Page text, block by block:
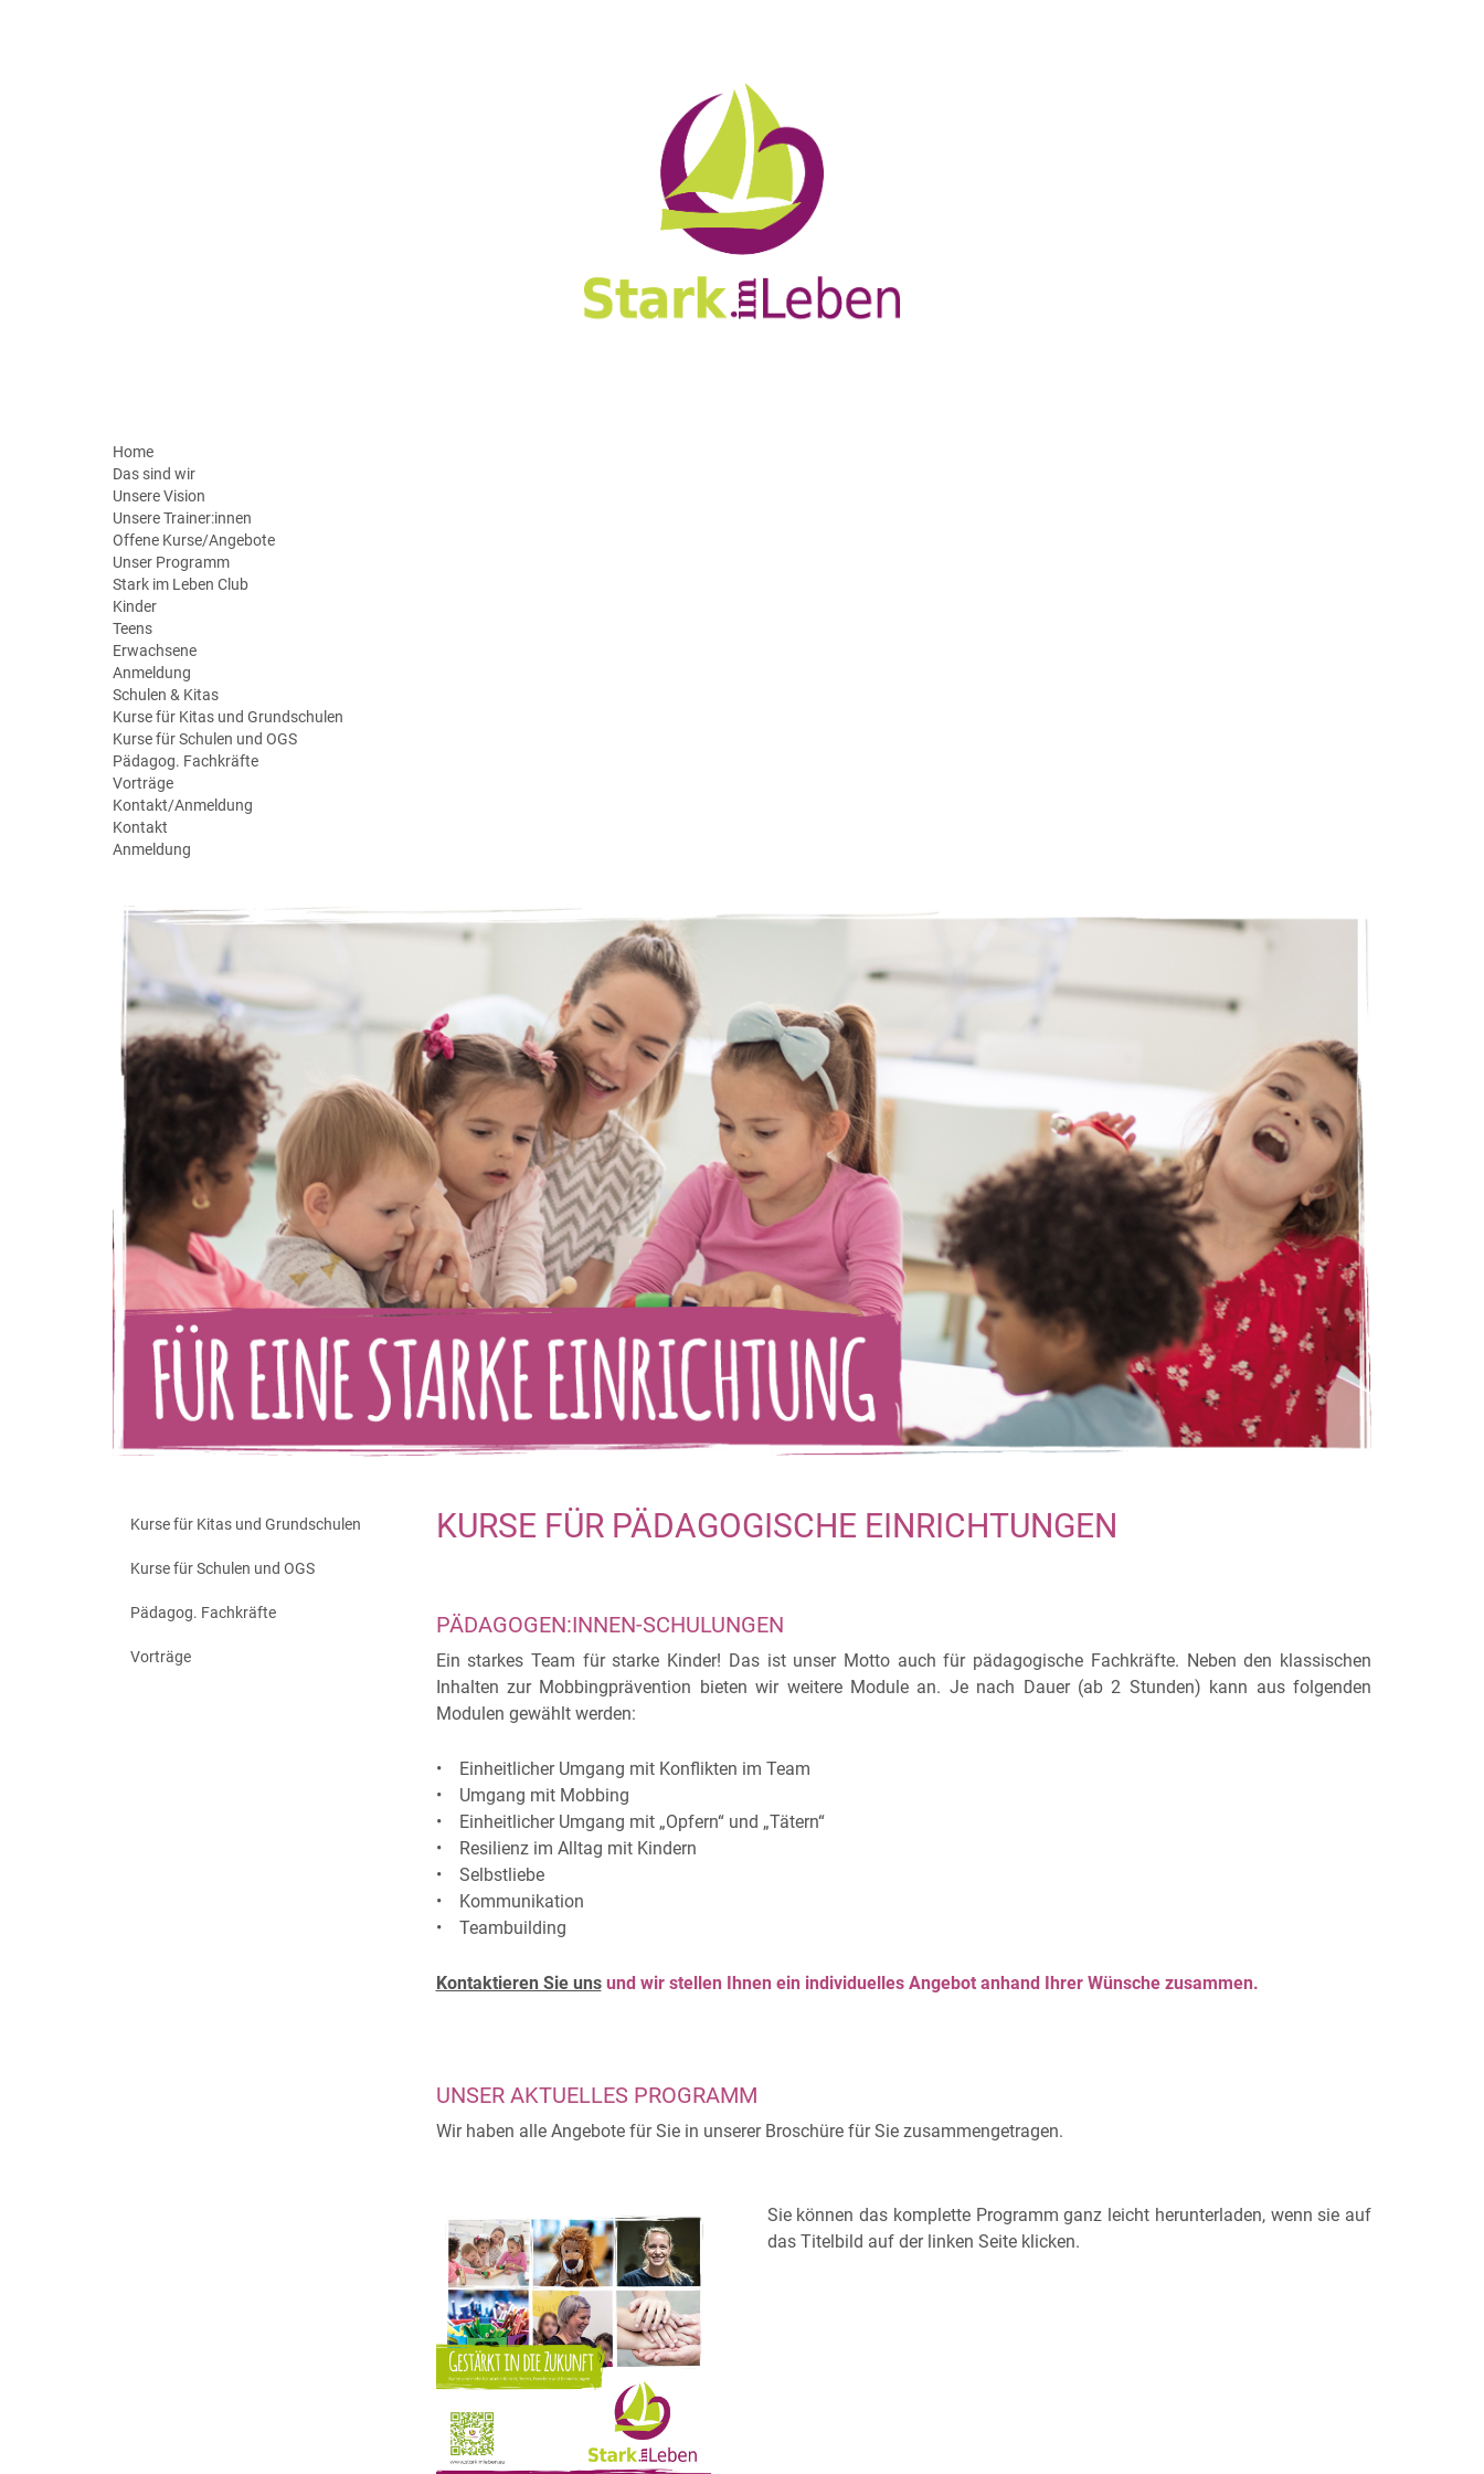
Home
Das sind wir
Unsere Vision
Unsere Trainer:innen
Offene Kurse/Angebote
Unser Programm
Stark im Leben Club
Kinder
Teens
Erwachsene
Anmeldung
Schulen & Kitas
Kurse für Kitas und Grundschulen
Kurse für Schulen und OGS
Pädagog. Fachkräfte
Vorträge
Kontakt/Anmeldung
Kontakt
Anmeldung
Kurse für Kitas und Grundschulen
Kurse für Schulen und OGS
Pädagog. Fachkräfte
Vorträge
KURSE FÜR PÄDAGOGISCHE EINRICHTUNGEN
PÄDAGOGEN:INNEN-SCHULUNGEN
Ein starkes Team für starke Kinder! Das ist unser Motto auch für pädagogische Fachkräfte. Neben den klassischen
Inhalten zur Mobbingprävention bieten wir weitere Module an. Je nach Dauer (ab 2 Stunden) kann aus folgenden
Modulen gewählt werden:
• Einheitlicher Umgang mit Konflikten im Team
• Umgang mit Mobbing
• Einheitlicher Umgang mit „Opfern“ und „Tätern“
• Resilienz im Alltag mit Kindern
• Selbstliebe
• Kommunikation
• Teambuilding
Kontaktieren Sie unsund wir stellen Ihnen ein individuelles Angebot anhand Ihrer Wünsche zusammen.
UNSER AKTUELLES PROGRAMM
Wir haben alle Angebote für Sie in unserer Broschüre für Sie zusammengetragen.
Sie können das komplette Programm ganz leicht herunterladen, wenn sie auf
das Titelbild auf der linken Seite klicken.